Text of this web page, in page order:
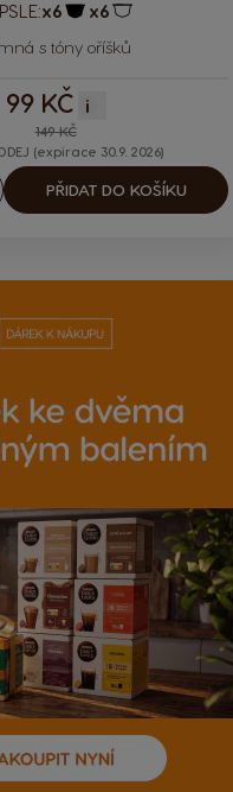
x6 x6
s tóny oříšků
149 KČ
99 KČ i
(expirace 30.9. 2026)
PŘIDAT DO KOŠÍKU